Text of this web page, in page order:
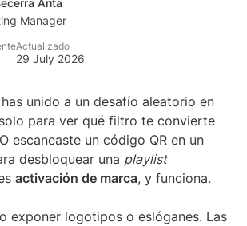
Arita
Manager
Actualizado
29 July 2026
unido a un desafío aleatorio en
para ver qué filtro te convierte
escaneaste un código QR en un
desbloquear una playlist
activación de marca, y funciona.
exponer logotipos o eslóganes. Las